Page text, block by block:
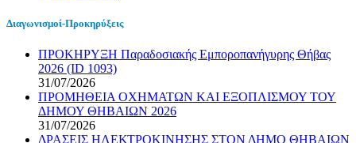
Διαγωνισμοί-Προκηρύξεις
ΠΡΟΚΗΡΥΞΗ Παραδοσιακής Εμποροπανήγυρης Θήβας
2026 (ID 1093)
31/07/2026
ΠΡΟΜΗΘΕΙΑ ΟΧΗΜΑΤΩΝ ΚΑΙ ΕΞΟΠΛΙΣΜΟΥ ΤΟΥ
ΔΗΜΟΥ ΘΗΒΑΙΩΝ 2026
31/07/2026
ΔΡΑΣΕΙΣ ΗΛΕΚΤΡΟΚΙΝΗΣΗΣ ΣΤΟΝ ΔΗΜΟ ΘΗΒΑΙΩΝ